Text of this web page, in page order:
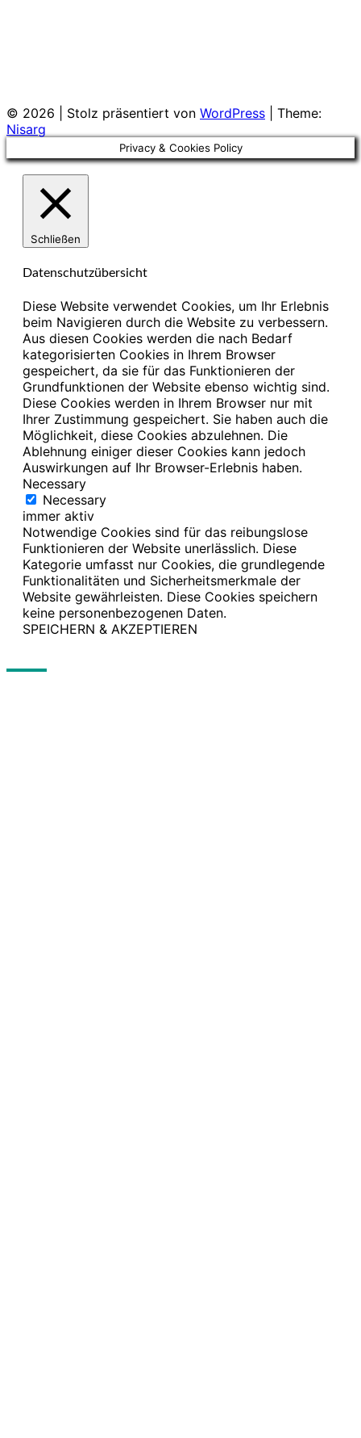
© 2026 Stolz präsentiert von WordPress
Theme:
Nisarg
Privacy & Cookies Policy
Schließen
Datenschutzübersicht
Diese Website verwendet Cookies, um Ihr Erlebnis
beim Navigieren durch die Website zu verbessern.
Aus diesen Cookies werden die nach Bedarf
kategorisierten Cookies in Ihrem Browser
gespeichert, da sie für das Funktionieren der
Grundfunktionen der Website ebenso wichtig sind.
Diese Cookies werden in Ihrem Browser nur mit
Ihrer Zustimmung gespeichert. Sie haben auch die
Möglichkeit, diese Cookies abzulehnen. Die
Ablehnung einiger dieser Cookies kann jedoch
Auswirkungen auf Ihr Browser-Erlebnis haben.
Necessary
Necessary
immer aktiv
Notwendige Cookies sind für das reibungslose
Funktionieren der Website unerlässlich. Diese
Kategorie umfasst nur Cookies, die grundlegende
Funktionalitäten und Sicherheitsmerkmale der
Website gewährleisten. Diese Cookies speichern
keine personenbezogenen Daten.
SPEICHERN & AKZEPTIEREN